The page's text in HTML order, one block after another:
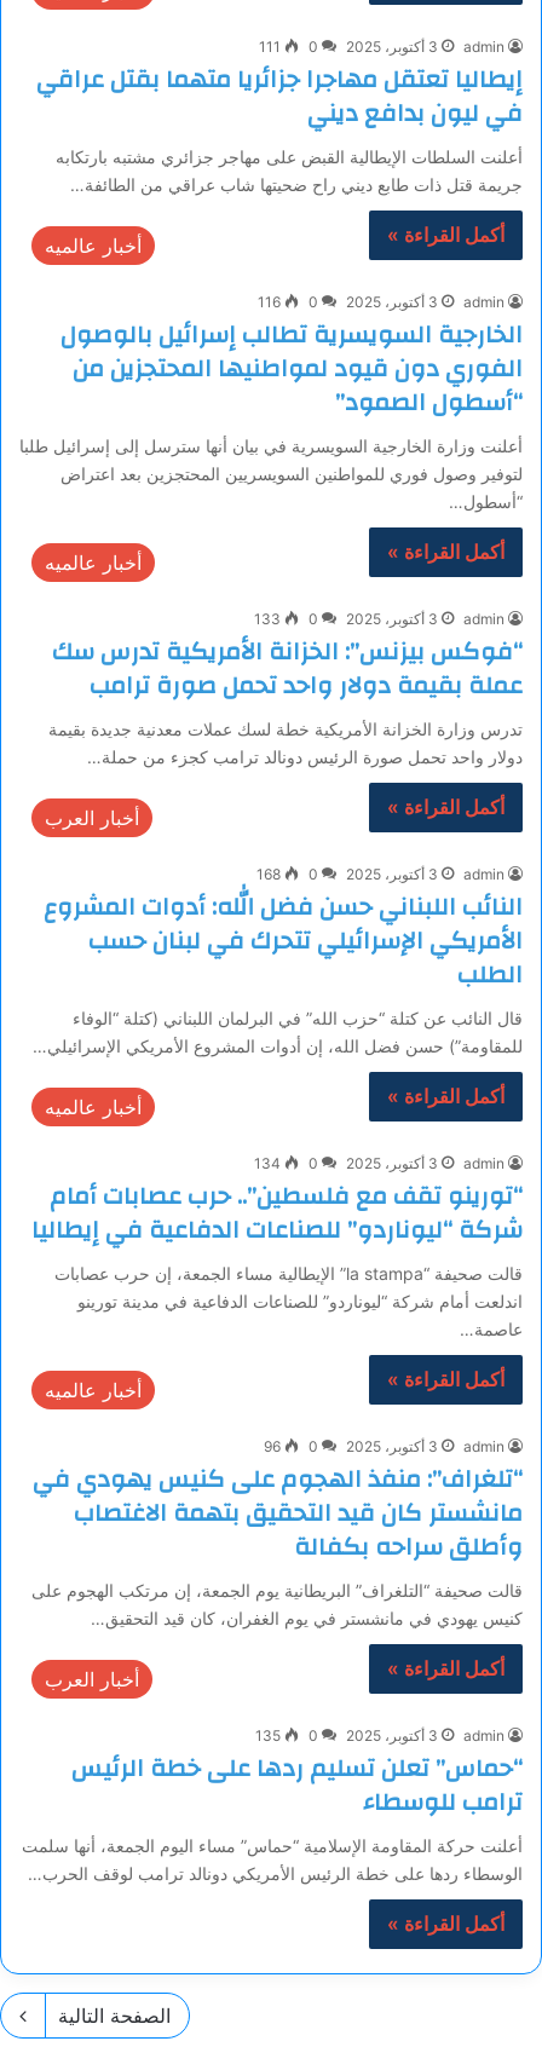
admin 3 أكتوبر، 2025 0
111
إيطاليا تعتقل مهاجرا جزائريا متهما بقتل عراقي
في ليون بدافع ديني
أعلنت السلطات الإيطالية القبض على مهاجر جزائري مشتبه بارتكابه
جريمة قتل ذات طابع ديني راح ضحيتها شاب عراقي من الطائفة…
أكمل القراءة » أخبار عالميه
admin 3 أكتوبر، 2025 0
116
الخارجية السويسرية تطالب إسرائيل بالوصول
الفوري دون قيود لمواطنيها المحتجزين من
“أسطول الصمود”
أعلنت وزارة الخارجية السويسرية في بيان أنها سترسل إلى إسرائيل طلبا
لتوفير وصول فوري للمواطنين السويسريين المحتجزين بعد اعتراض
“أسطول…
أكمل القراءة » أخبار عالميه
admin 3 أكتوبر، 2025 0
133
“فوكس بيزنس”: الخزانة الأمريكية تدرس سك
عملة بقيمة دولار واحد تحمل صورة ترامب
تدرس وزارة الخزانة الأمريكية خطة لسك عملات معدنية جديدة بقيمة
دولار واحد تحمل صورة الرئيس دونالد ترامب كجزء من حملة…
أكمل القراءة » أخبار العرب
admin 3 أكتوبر، 2025 0
168
النائب اللبناني حسن فضل الله: أدوات المشروع
الأمريكي الإسرائيلي تتحرك في لبنان حسب
الطلب
قال النائب عن كتلة “حزب الله” في البرلمان اللبناني (كتلة “الوفاء
للمقاومة”) حسن فضل الله، إن أدوات المشروع الأمريكي الإسرائيلي…
أكمل القراءة » أخبار عالميه
admin 3 أكتوبر، 2025 0
134
“تورينو تقف مع فلسطين”.. حرب عصابات أمام
شركة “ليوناردو” للصناعات الدفاعية في إيطاليا
قالت صحيفة “la stampa” الإيطالية مساء الجمعة، إن حرب عصابات
اندلعت أمام شركة “ليوناردو” للصناعات الدفاعية في مدينة تورينو
عاصمة…
أكمل القراءة » أخبار عالميه
admin 3 أكتوبر، 2025 0
96
“تلغراف”: منفذ الهجوم على كنيس يهودي في
مانشستر كان قيد التحقيق بتهمة الاغتصاب
وأطلق سراحه بكفالة
قالت صحيفة “التلغراف” البريطانية يوم الجمعة، إن مرتكب الهجوم على
كنيس يهودي في مانشستر في يوم الغفران، كان قيد التحقيق…
أكمل القراءة » أخبار العرب
admin 3 أكتوبر، 2025 0
135
“حماس” تعلن تسليم ردها على خطة الرئيس
ترامب للوسطاء
أعلنت حركة المقاومة الإسلامية “حماس” مساء اليوم الجمعة، أنها سلمت
الوسطاء ردها على خطة الرئيس الأمريكي دونالد ترامب لوقف الحرب…
أكمل القراءة »
الصفحة التالية